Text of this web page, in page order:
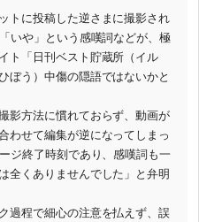
トに投稿した逆さまに撮影され
いや」という感嘆詞などが、極
ト「日刊ベスト貯蔵所（イル
ぼう）中傷の隠語ではないかと
影方法に慣れておらず、動画が
わせて編集が逆になってしまっ
ジ終了時刻であり、感嘆詞も一
全くありませんでした」と弁明
過程で細心の注意を払えず、誤